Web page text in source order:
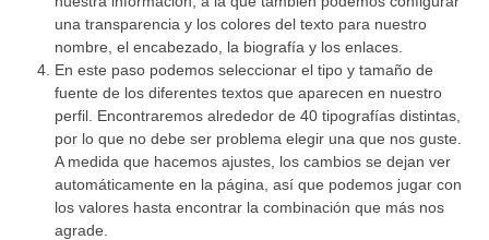
una transparencia y los colores del texto para nuestro
nombre, el encabezado, la biografía y los enlaces.
En este paso podemos seleccionar el tipo y tamaño de
fuente de los diferentes textos que aparecen en nuestro
perfil. Encontraremos alrededor de 40 tipografías distintas,
por lo que no debe ser problema elegir una que nos guste.
A medida que hacemos ajustes, los cambios se dejan ver
automáticamente en la página, así que podemos jugar con
los valores hasta encontrar la combinación que más nos
agrade.